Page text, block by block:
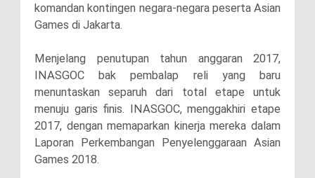
komandan kontingen negara-negara peserta Asian
Games di Jakarta.
Menjelang penutupan tahun anggaran 2017,
INASGOC bak pembalap reli yang baru
menuntaskan separuh dari total etape untuk
menuju garis finis. INASGOC, menggakhiri etape
2017, dengan memaparkan kinerja mereka dalam
Laporan Perkembangan Penyelenggaraan Asian
Games 2018.